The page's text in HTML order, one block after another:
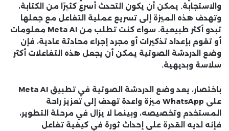
والاستجابة. يمكن أن يكون التحدث أسرع كثيرًا من الكتابة،
وتهدف هذه الميزة إلى تسريع عملية التفاعل مع جعلها
تبدو أكثر طبيعية. سواء كنت تطلب من Meta AI معلومات
أو تقوم بإعداد تذكيرات أو مجرد إجراء محادثة عادية، فإن
وضع الدردشة الصوتية يمكن أن يجعل هذه التفاعلات أكثر
سلاسة وبديهية.
باختصار، يعد وضع الدردشة الصوتية في تطبيق Meta AI
على WhatsApp ميزة واعدة تهدف إلى تعزيز راحة
المستخدم وتخصيصه، وبينما لا يزال في مرحلة التطوير،
فإنه لديه القدرة على إحداث ثورة في كيفية تفاعل